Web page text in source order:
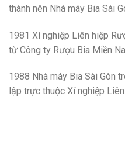
thành nên Nhà máy Bia Sài
1981 Xí nghiệp Liên hiệp
từ Công ty Rượu Bia Miền
1988 Nhà máy Bia Sài Gòn
lập trực thuộc Xí nghiệp Liên